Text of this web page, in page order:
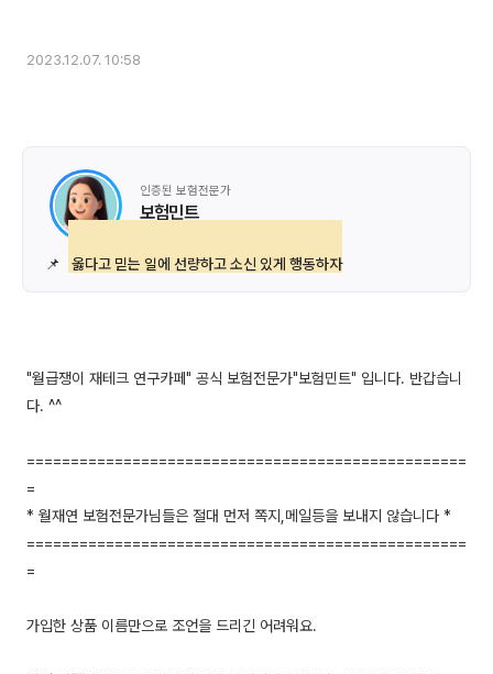
2023.12.07. 10:58
인증된 보험전문가
보험민트
📌 옳다고 믿는 일에 선량하고 소신 있게 행동하자
"월급쟁이 재테크 연구카페" 공식 보험전문가"보험민트" 입니다. 반갑습니
다. ^^
==================================================
=
* 월재연 보험전문가님들은 절대 먼저 쪽지,메일등을 보내지 않습니다 *
==================================================
=
가입한 상품 이름만으로 조언을 드리긴 어려워요.